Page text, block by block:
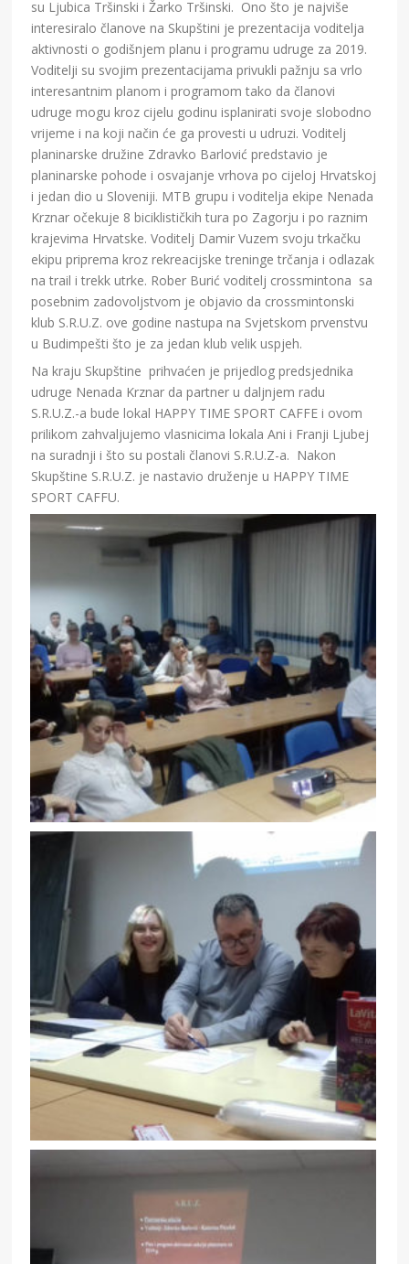
su Ljubica Tršinski i Žarko Tršinski. Ono što je najviše
interesiralo članove na Skupštini je prezentacija voditelja
aktivnosti o godišnjem planu i programu udruge za 2019.
Voditelji su svojim prezentacijama privukli pažnju sa vrlo
interesantnim planom i programom tako da članovi
udruge mogu kroz cijelu godinu isplanirati svoje slobodno
vrijeme i na koji način će ga provesti u udruzi. Voditelj
planinarske družine Zdravko Barlović predstavio je
planinarske pohode i osvajanje vrhova po cijeloj Hrvatskoj
i jedan dio u Sloveniji. MTB grupu i voditelja ekipe Nenada
Krznar očekuje 8 biciklističkih tura po Zagorju i po raznim
krajevima Hrvatske. Voditelj Damir Vuzem svoju trkačku
ekipu priprema kroz rekreacijske treninge trčanja i odlazak
na trail i trekk utrke. Rober Burić voditelj crossmintona sa
posebnim zadovoljstvom je objavio da crossmintonski
klub S.R.U.Z. ove godine nastupa na Svjetskom prvenstvu
u Budimpešti što je za jedan klub velik uspjeh.
Na kraju Skupštine prihvaćen je prijedlog predsjednika
udruge Nenada Krznar da partner u daljnjem radu
S.R.U.Z.-a bude lokal HAPPY TIME SPORT CAFFE i ovom
prilikom zahvaljujemo vlasnicima lokala Ani i Franji Ljubej
na suradnji i što su postali članovi S.R.U.Z-a. Nakon
Skupštine S.R.U.Z. je nastavio druženje u HAPPY TIME
SPORT CAFFU.